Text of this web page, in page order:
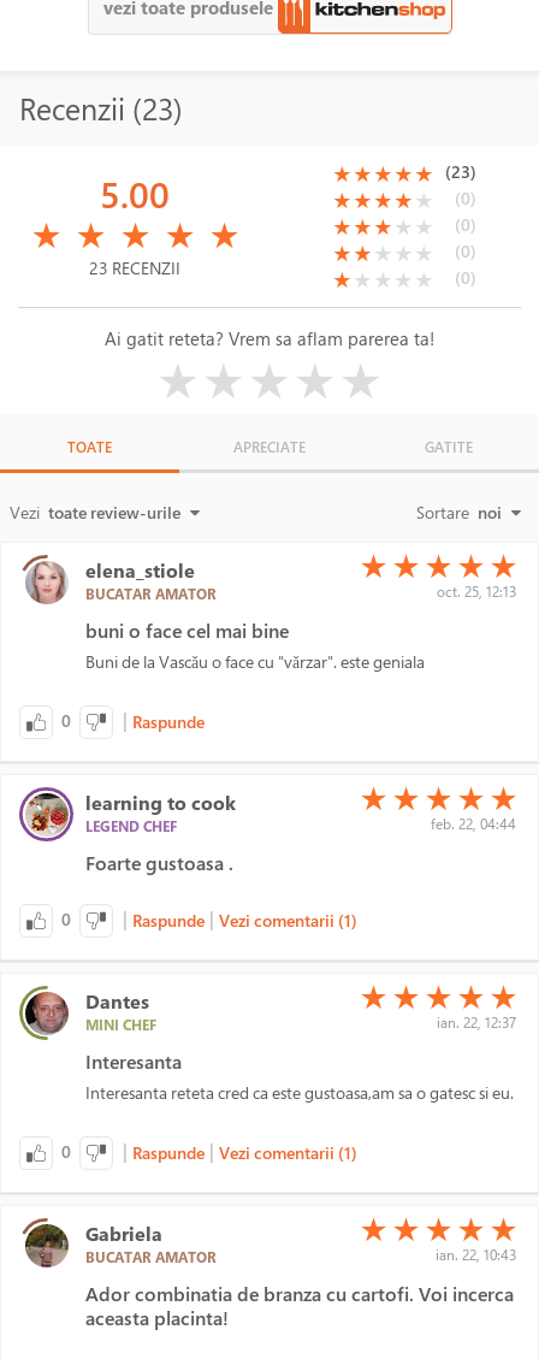
vezi toate produsele
Recenzii (23)
5.00
★ ★ ★ ★ ★
23 RECENZII
(*)
★(*)
★(*)
★(*)
★(*)
★ (23)
(*)
★(*)
★(*)
★(*)
★( )
★ (0)
(*)
★(*)
★(*)
★( )
★ ( )
★ (0)
(*)
★(*)
★( )
★ ( )
★ ( )
★ (0)
(*)
★( )
★ ( )
★ ( )
★ ( )
★ (0)
Ai gatit reteta? Vrem sa aflam parerea ta!
★★★★★
TOATE APRECIATE GATITE
Vezi toate review-urile Sortare noi
elena_stiole
BUCATAR AMATOR
(*)
★ (*)
★ (*)
★ (*)
★ (*)
★
oct. 25, 12:13
buni o face cel mai bine
Buni de la Vascǎu o face cu "vǎrzar". este geniala
0 | Raspunde
learning to cook
LEGEND CHEF
(*)
★ (*)
★ (*)
★ (*)
★ (*)
★
feb. 22, 04:44
Foarte gustoasa .
0 | Raspunde | Vezi comentarii (1)
Dantes
MINI CHEF
(*)
★ (*)
★ (*)
★ (*)
★ (*)
★
ian. 22, 12:37
Interesanta
Interesanta reteta cred ca este gustoasa,am sa o gatesc si eu.
0 | Raspunde | Vezi comentarii (1)
Gabriela
BUCATAR AMATOR
(*)
★ (*)
★ (*)
★ (*)
★ (*)
★
ian. 22, 10:43
Ador combinatia de branza cu cartofi. Voi incerca
aceasta placinta!